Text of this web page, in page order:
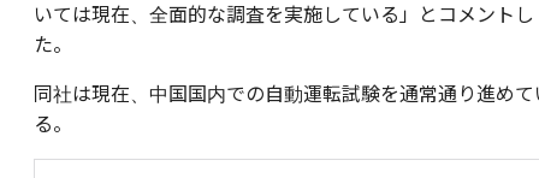
いては現在、全面的な調査を実施している」とコメントし
た。
同社は現在、中国国内での自動運転試験を通常通り進めて
る。